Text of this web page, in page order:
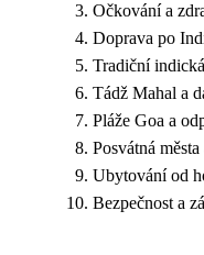
Očkování a
Doprava po
Tradiční
Tádž Mahal a
Pláže Goa a
Posvátná
Ubytování od
Bezpečnost a